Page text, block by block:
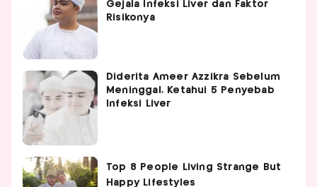
Gejala Infeksi Liver dan Faktor
Risikonya
Diderita Ameer Azzikra Sebelum
Meninggal, Ketahui 5 Penyebab
Infeksi Liver